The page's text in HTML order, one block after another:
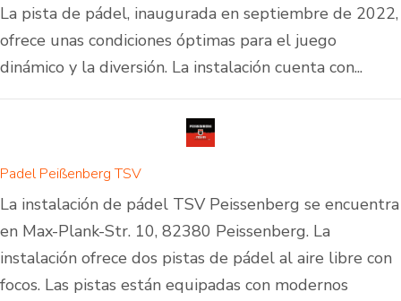
La pista de pádel, inaugurada en septiembre de 2022,
ofrece unas condiciones óptimas para el juego
dinámico y la diversión. La instalación cuenta con...
Padel Peißenberg TSV
La instalación de pádel TSV Peissenberg se encuentra
en Max-Plank-Str. 10, 82380 Peissenberg. La
instalación ofrece dos pistas de pádel al aire libre con
focos. Las pistas están equipadas con modernos